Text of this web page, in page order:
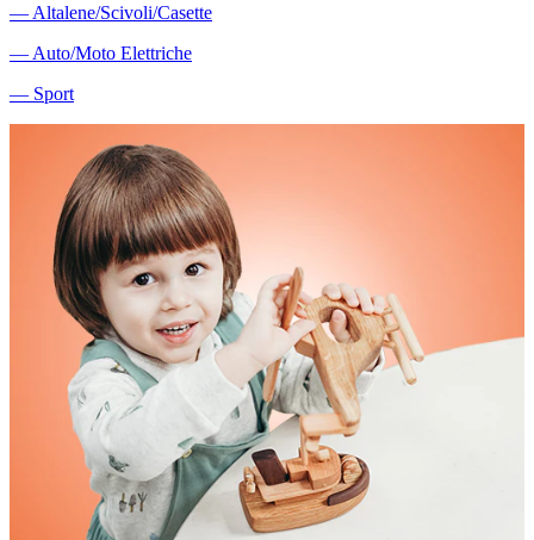
― Altalene/Scivoli/Casette
― Auto/Moto Elettriche
― Sport